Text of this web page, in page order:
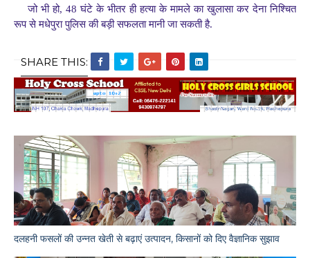
जो भी हो, 48 घंटे के भीतर ही हत्या के मामले का खुलासा कर देना निश्चित
रूप से मधेपुरा पुलिस की बड़ी सफलता मानी जा सकती है.
SHARE THIS:
दलहनी फसलों की उन्नत खेती से बढ़ाएं उत्पादन, किसानों को दिए वैज्ञानिक सुझाव